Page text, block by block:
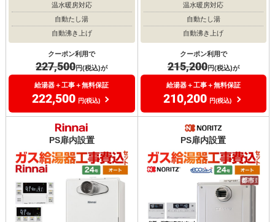
温水暖房対応
自動たし湯
自動沸き上げ
クーポン利用で
227,500円(税込)が
給湯器＋工事＋無料保証
222,500 円(税込)
温水暖房対応
自動たし湯
自動沸き上げ
クーポン利用で
215,200円(税込)が
給湯器＋工事＋無料保証
210,200 円(税込)
PS扉内設置 PS扉内設置